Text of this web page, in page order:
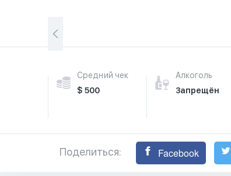
Средний чек
$ 500
Алкоголь
Запрещён
Поделиться: Facebook